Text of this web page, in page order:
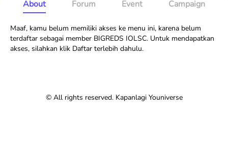
About Forum Event Campaign
Maaf, kamu belum memiliki akses ke menu ini, karena belum
terdaftar sebagai member BIGREDS IOLSC. Untuk mendapatkan
akses, silahkan klik Daftar terlebih dahulu.
© All rights reserved. Kapanlagi Youniverse